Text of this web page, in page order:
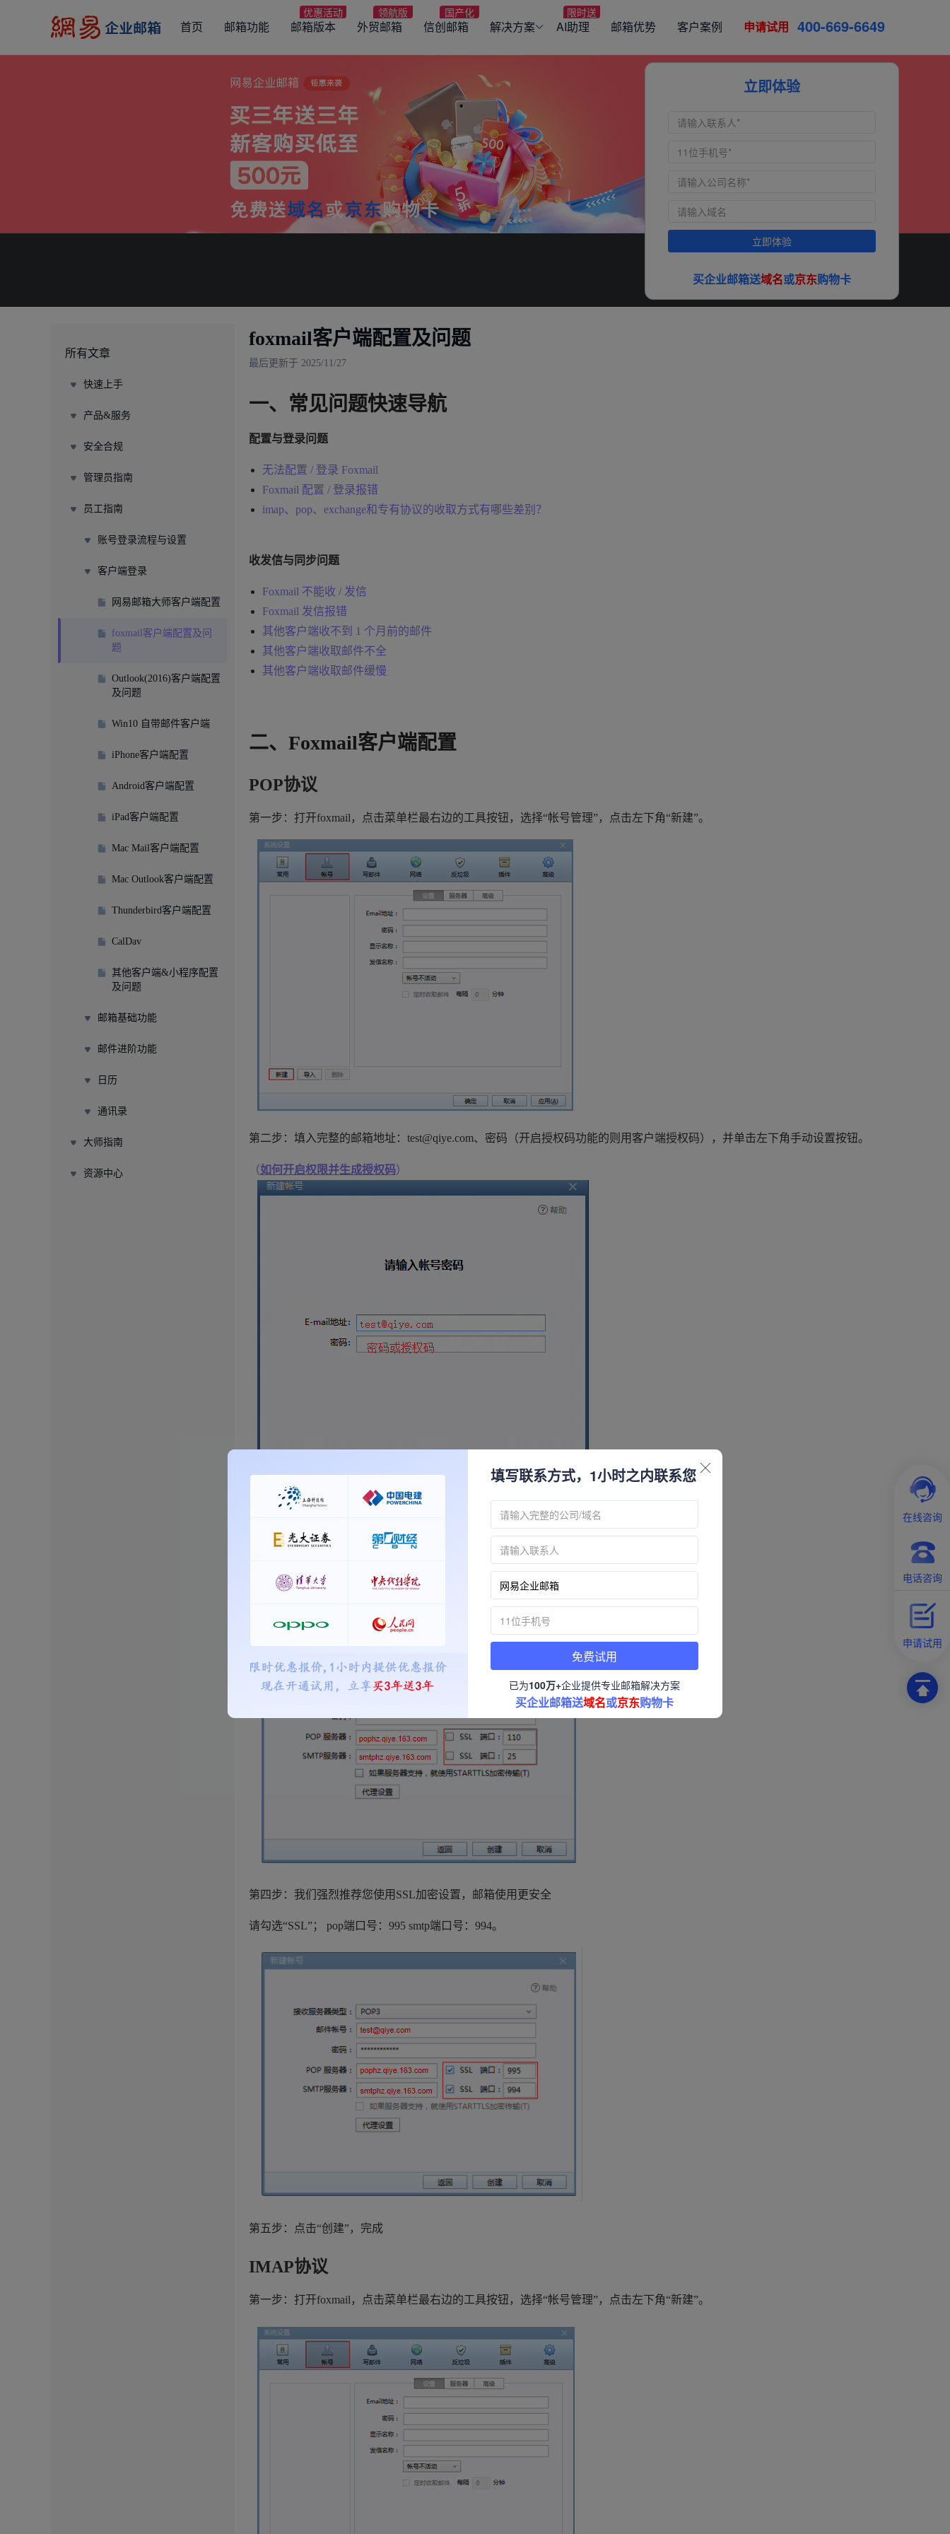
首页 邮箱功能 邮箱版本 外贸邮箱 信创邮箱 解决方案 AI助理 邮箱优势 客户案例 申请试用 400-669-6649
立即体验
立即体验
买企业邮箱送域名或京东购物卡
所有文章
快速上手
产品&服务
安全合规
管理员指南
员工指南
账号登录流程与设置
客户端登录
网易邮箱大师客户端配置
foxmail客户端配置及问
题
Outlook(2016)客户端配置
及问题
Win10 自带邮件客户端
iPhone客户端配置
Android客户端配置
iPad客户端配置
Mac Mail客户端配置
Mac Outlook客户端配置
Thunderbird客户端配置
CalDav
其他客户端&小程序配置
及问题
邮箱基础功能
邮件进阶功能
日历
通讯录
大师指南
资源中心
foxmail客户端配置及问题
最后更新于 2025/11/27
一、常见问题快速导航
配置与登录问题
无法配置 / 登录 Foxmail
Foxmail 配置 / 登录报错
imap、pop、exchange和专有协议的收取方式有哪些差别？
收发信与同步问题
Foxmail 不能收 / 发信
Foxmail 发信报错
其他客户端收不到 1 个月前的邮件
其他客户端收取邮件不全
其他客户端收取邮件缓慢
二、Foxmail客户端配置
POP协议
第一步：打开foxmail，点击菜单栏最右边的工具按钮，选择“帐号管理”，点击左下角“新建”。
第二步：填入完整的邮箱地址：test@qiye.com、密码 （开启授权码功能的则用客户端授权码） ，并单击左下角手动设置按钮。
（如何开启权限并生成授权码）
第三步：填写邮箱帐号：test@qiye.com 选择接收服务器类型：POP；
接收邮件服务器：pophz.qiye.163.com 不勾选“SSL”时，端口号：110；
发送邮件服务器：smtphz.qiye.163.com 不勾选“SSL”时，端口号：25；
第四步：我们强烈推荐您使用SSL加密设置，邮箱使用更安全
请勾选“SSL”； pop端口号：995 smtp端口号：994。
第五步：点击“创建”，完成
IMAP协议
第一步：打开foxmail，点击菜单栏最右边的工具按钮，选择“帐号管理”，点击左下角“新建”。
填写联系方式，1小时之内联系您
免费试用
已为100万+企业提供专业邮箱解决方案
买企业邮箱送域名或京东购物卡
在线咨询
电话咨询
申请试用